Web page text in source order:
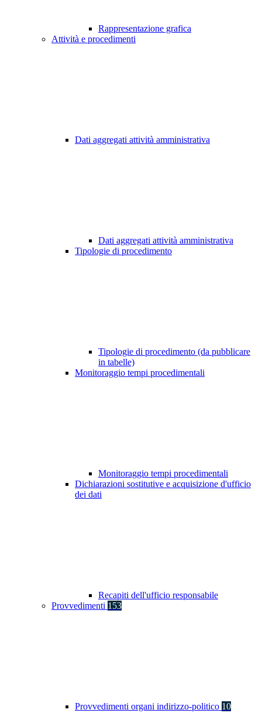
Rappresentazione grafica
Attività e procedimenti
Dati aggregati attività amministrativa
Dati aggregati attività amministrativa
Tipologie di procedimento
Tipologie di procedimento (da pubblicare
in tabelle)
Monitoraggio tempi procedimentali
Monitoraggio tempi procedimentali
Dichiarazioni sostitutive e acquisizione d'ufficio
dei dati
Recapiti dell'ufficio responsabile
Provvedimenti 153
Provvedimenti organi indirizzo-politico 10